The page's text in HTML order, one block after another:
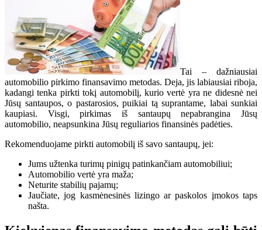
Tai – dažniausiai
automobilio pirkimo finansavimo metodas. Deja, jis labiausiai riboja,
kadangi tenka pirkti tokį automobilį, kurio vertė yra ne didesnė nei
Jūsų santaupos, o pastarosios, puikiai tą suprantame, labai sunkiai
kaupiasi. Visgi, pirkimas iš santaupų nepabrangina Jūsų
automobilio, neapsunkina Jūsų reguliarios finansinės padėties.
Rekomenduojame pirkti automobilį iš savo santaupų, jei:
Jums užtenka turimų pinigų patinkančiam automobiliui;
Automobilio vertė yra maža;
Neturite stabilių pajamų;
Jaučiate, jog kasmėnesinės lizingo ar paskolos įmokos taps
našta.